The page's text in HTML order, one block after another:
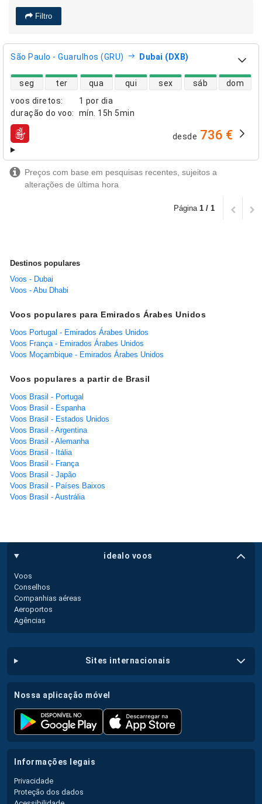
Filtro
São Paulo - Guarulhos (GRU) Dubai (DXB)
voos diretos:
1 por dia
duração do voo: mín. 15h 5min
disponibilidade de voos diretos
seg ter qua qui sex sáb dom
companhias aéreas desde 736 €
Preços com base em pesquisas recentes, sujeitos a
alterações de última hora
Página 1 / 1
Destinos populares
Voos - Dubai
Voos - Abu Dhabi
Voos populares para Emirados Árabes Unidos
Voos Portugal - Emirados Árabes Unidos
Voos França - Emirados Árabes Unidos
Voos Moçambique - Emirados Árabes Unidos
Voos populares a partir de Brasil
Voos Brasil - Portugal
Voos Brasil - Espanha
Voos Brasil - Estados Unidos
Voos Brasil - Argentina
Voos Brasil - Alemanha
Voos Brasil - Itália
Voos Brasil - França
Voos Brasil - Japão
Voos Brasil - Países Baixos
Voos Brasil - Austrália
idealo voos
Voos
Conselhos
Companhias aéreas
Aeroportos
Agências
sites internacionais
nossa aplicação móvel
informações legais
Privacidade
Proteção dos dados